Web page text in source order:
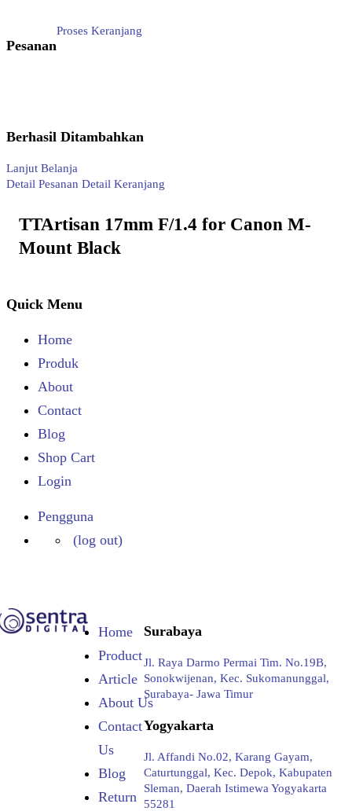
Pesanan
Proses Keranjang
Berhasil Ditambahkan
Lanjut Belanja
Detail Pesanan Detail Keranjang
TTArtisan 17mm F/1.4 for Canon M-
Mount Black
Quick Menu
Home
Produk
About
Contact
Blog
Shop Cart
Login
Pengguna
(log out)
Home
Product
Article
About Us
Contact
Us
Blog
Return
Surabaya
Jl. Raya Darmo Permai Tim. No.19B,
Sonokwijenan, Kec. Sukomanunggal,
Surabaya- Jawa Timur
Yogyakarta
Jl. Affandi No.02, Karang Gayam,
Caturtunggal, Kec. Depok, Kabupaten
Sleman, Daerah Istimewa Yogyakarta
55281